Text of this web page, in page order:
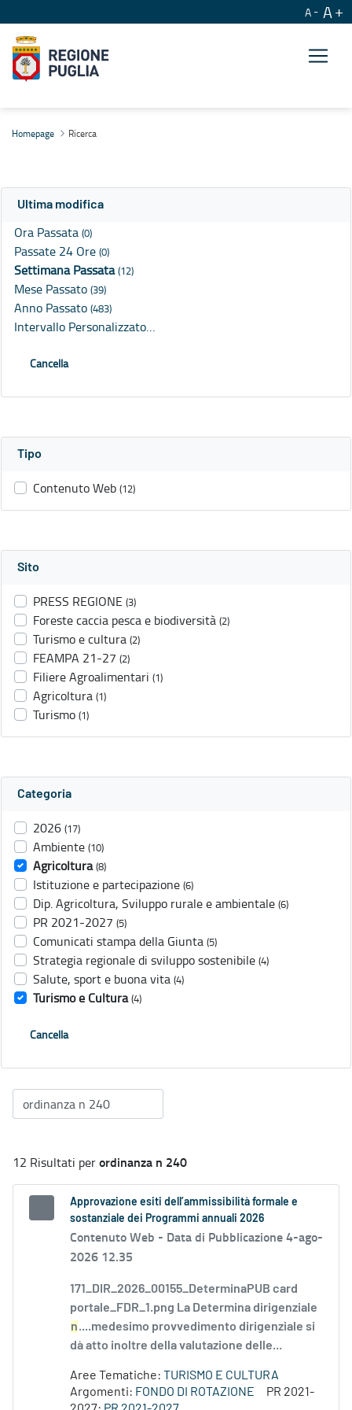
A A
Homepage Ricerca
Ultima modifica
Ora Passata (0)
Passate 24 Ore (0)
Settimana Passata(12)
Mese Passato (39)
Anno Passato (483)
Intervallo Personalizzato…
Cancella
Tipo
Contenuto Web (12)
Sito
PRESS REGIONE (3)
Foreste caccia pesca e biodiversità (2)
Turismo e cultura (2)
FEAMPA 21-27 (2)
Filiere Agroalimentari (1)
Agricoltura (1)
Turismo (1)
Categoria
2026 (17)
Ambiente (10)
Agricoltura (8)
Istituzione e partecipazione (6)
Dip. Agricoltura, Sviluppo rurale e ambientale (6)
PR 2021-2027 (5)
Comunicati stampa della Giunta (5)
Strategia regionale di sviluppo sostenibile (4)
Salute, sport e buona vita (4)
Turismo e Cultura (4)
Cancella
12 Risultati perordinanza n 240
Approvazione esiti dell’ammissibilità formale e
sostanziale dei Programmi annuali 2026
Contenuto Web - Data di Pubblicazione 4-ago-
2026 12.35
171_DIR_2026_00155_DeterminaPUB card
portale_FDR_1.png La Determina dirigenziale
n....medesimo provvedimento dirigenziale si
dà atto inoltre della valutazione delle...
Aree Tematiche: TURISMO E CULTURA
Argomenti: FONDO DI ROTAZIONE
PR 2021-